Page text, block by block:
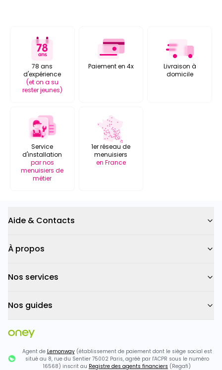
78 ans
d'expérience
(et on a su
rester jeunes)
Paiement en 4x
Livraison à
domicile
Service
d'installation
par nos
menuisiers de
métier
1er réseau de
menuisiers
en France
Aide & Contacts
À propos
Nos services
Nos guides
Agent de Lemonway(établissement de paiement dont le siège social est
situé au 8, rue du Sentier 75002 Paris, agréé par l'ACPR sous le numéro
16568) inscrit au Registre des agents financiers (Regafi)